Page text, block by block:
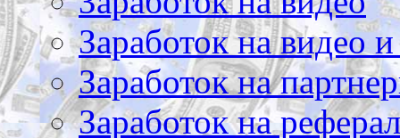
Заработок на видео
Заработок на
Заработок на